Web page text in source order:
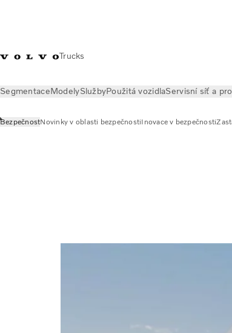
Trucks
SegmentaceModelySlužbyPoužitá vozidlaServisní síť a
BezpečnostNovinky v oblasti bezpečnostiInovace v bezpečnosti